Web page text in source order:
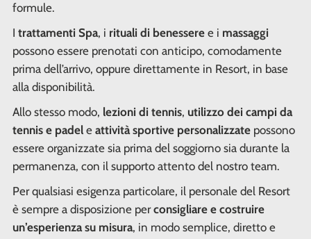
formule.
I trattamenti Spa, i rituali di benesseree i massaggi
possono essere prenotati con anticipo, comodamente
prima dell’arrivo, oppure direttamente in Resort, in base
alla disponibilità.
Allo stesso modo, lezioni di tennis, utilizzo dei campi da
tennis e padele attività sportive personalizzatepossono
essere organizzate sia prima del soggiorno sia durante la
permanenza, con il supporto attento del nostro team.
Per qualsiasi esigenza particolare, il personale del Resort
è sempre a disposizione perconsigliare e costruire
un’esperienza su misura, in modo semplice, diretto e